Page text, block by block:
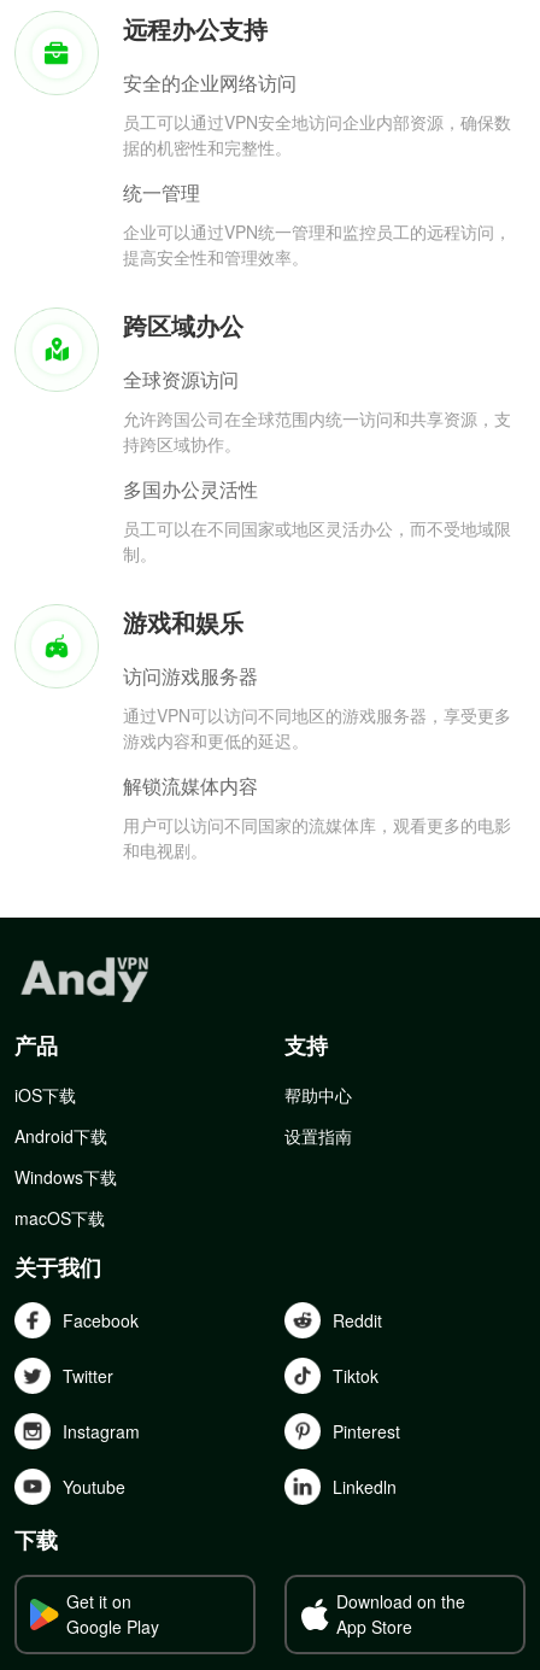
远程办公支持
安全的企业网络访问
员工可以通过VPN安全地访问企业内部资源，确保数
据的机密性和完整性。
统一管理
企业可以通过VPN统一管理和监控员工的远程访问，
提高安全性和管理效率。
跨区域办公
全球资源访问
允许跨国公司在全球范围内统一访问和共享资源，支
持跨区域协作。
多国办公灵活性
员工可以在不同国家或地区灵活办公，而不受地域限
制。
游戏和娱乐
访问游戏服务器
通过VPN可以访问不同地区的游戏服务器，享受更多
游戏内容和更低的延迟。
解锁流媒体内容
用户可以访问不同国家的流媒体库，观看更多的电影
和电视剧。
产品
iOS下载
Android下载
Windows下载
macOS下载
支持
帮助中心
设置指南
关于我们
Facebook Reddit
Twitter Tiktok
Instagram Pinterest
Youtube Linkedln
下载
Get it on
Google Play
Download on the
App Store